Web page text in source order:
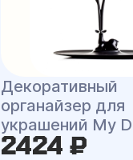
Декоративный
органайзер для
украшений My
2424 ₽